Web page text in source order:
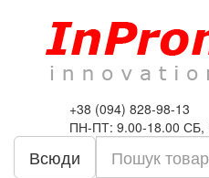
+38 (094) 828-98-13
ПН-ПТ: 9.00-18.00 СБ,
Всюди